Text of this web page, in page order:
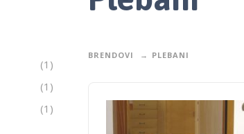
(1)
(1)
(1)
BRENDOVI PLEBANI